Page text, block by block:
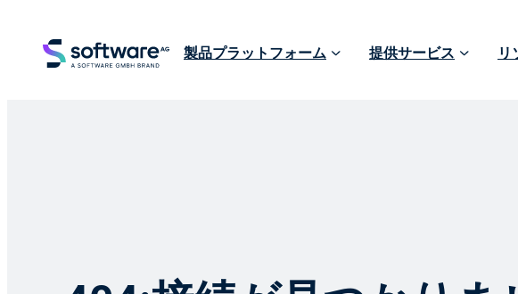
製品プラットフォーム 提供サービス リ